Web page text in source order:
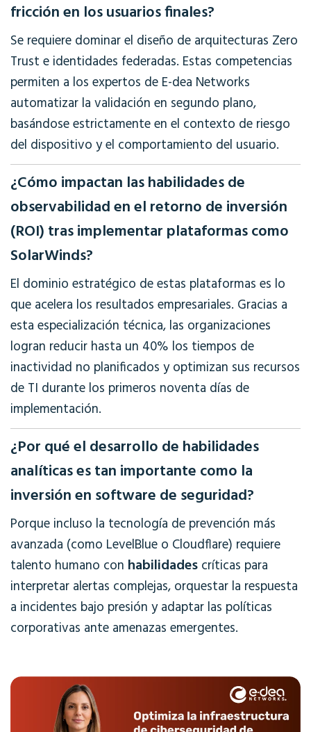
fricción en los usuarios finales?
Se requiere dominar el diseño de arquitecturas Zero
Trust e identidades federadas. Estas competencias
permiten a los expertos de E-dea Networks
automatizar la validación en segundo plano,
basándose estrictamente en el contexto de riesgo
del dispositivo y el comportamiento del usuario.
¿Cómo impactan las habilidades de
observabilidad en el retorno de inversión
(ROI) tras implementar plataformas como
SolarWinds?
El dominio estratégico de estas plataformas es lo
que acelera los resultados empresariales. Gracias a
esta especialización técnica, las organizaciones
logran reducir hasta un 40% los tiempos de
inactividad no planificados y optimizan sus recursos
de TI durante los primeros noventa días de
implementación.
¿Por qué el desarrollo de habilidades
analíticas es tan importante como la
inversión en software de seguridad?
Porque incluso la tecnología de prevención más
avanzada (como LevelBlue o Cloudflare) requiere
talento humano con habilidades críticas para
interpretar alertas complejas, orquestar la respuesta
a incidentes bajo presión y adaptar las políticas
corporativas ante amenazas emergentes.